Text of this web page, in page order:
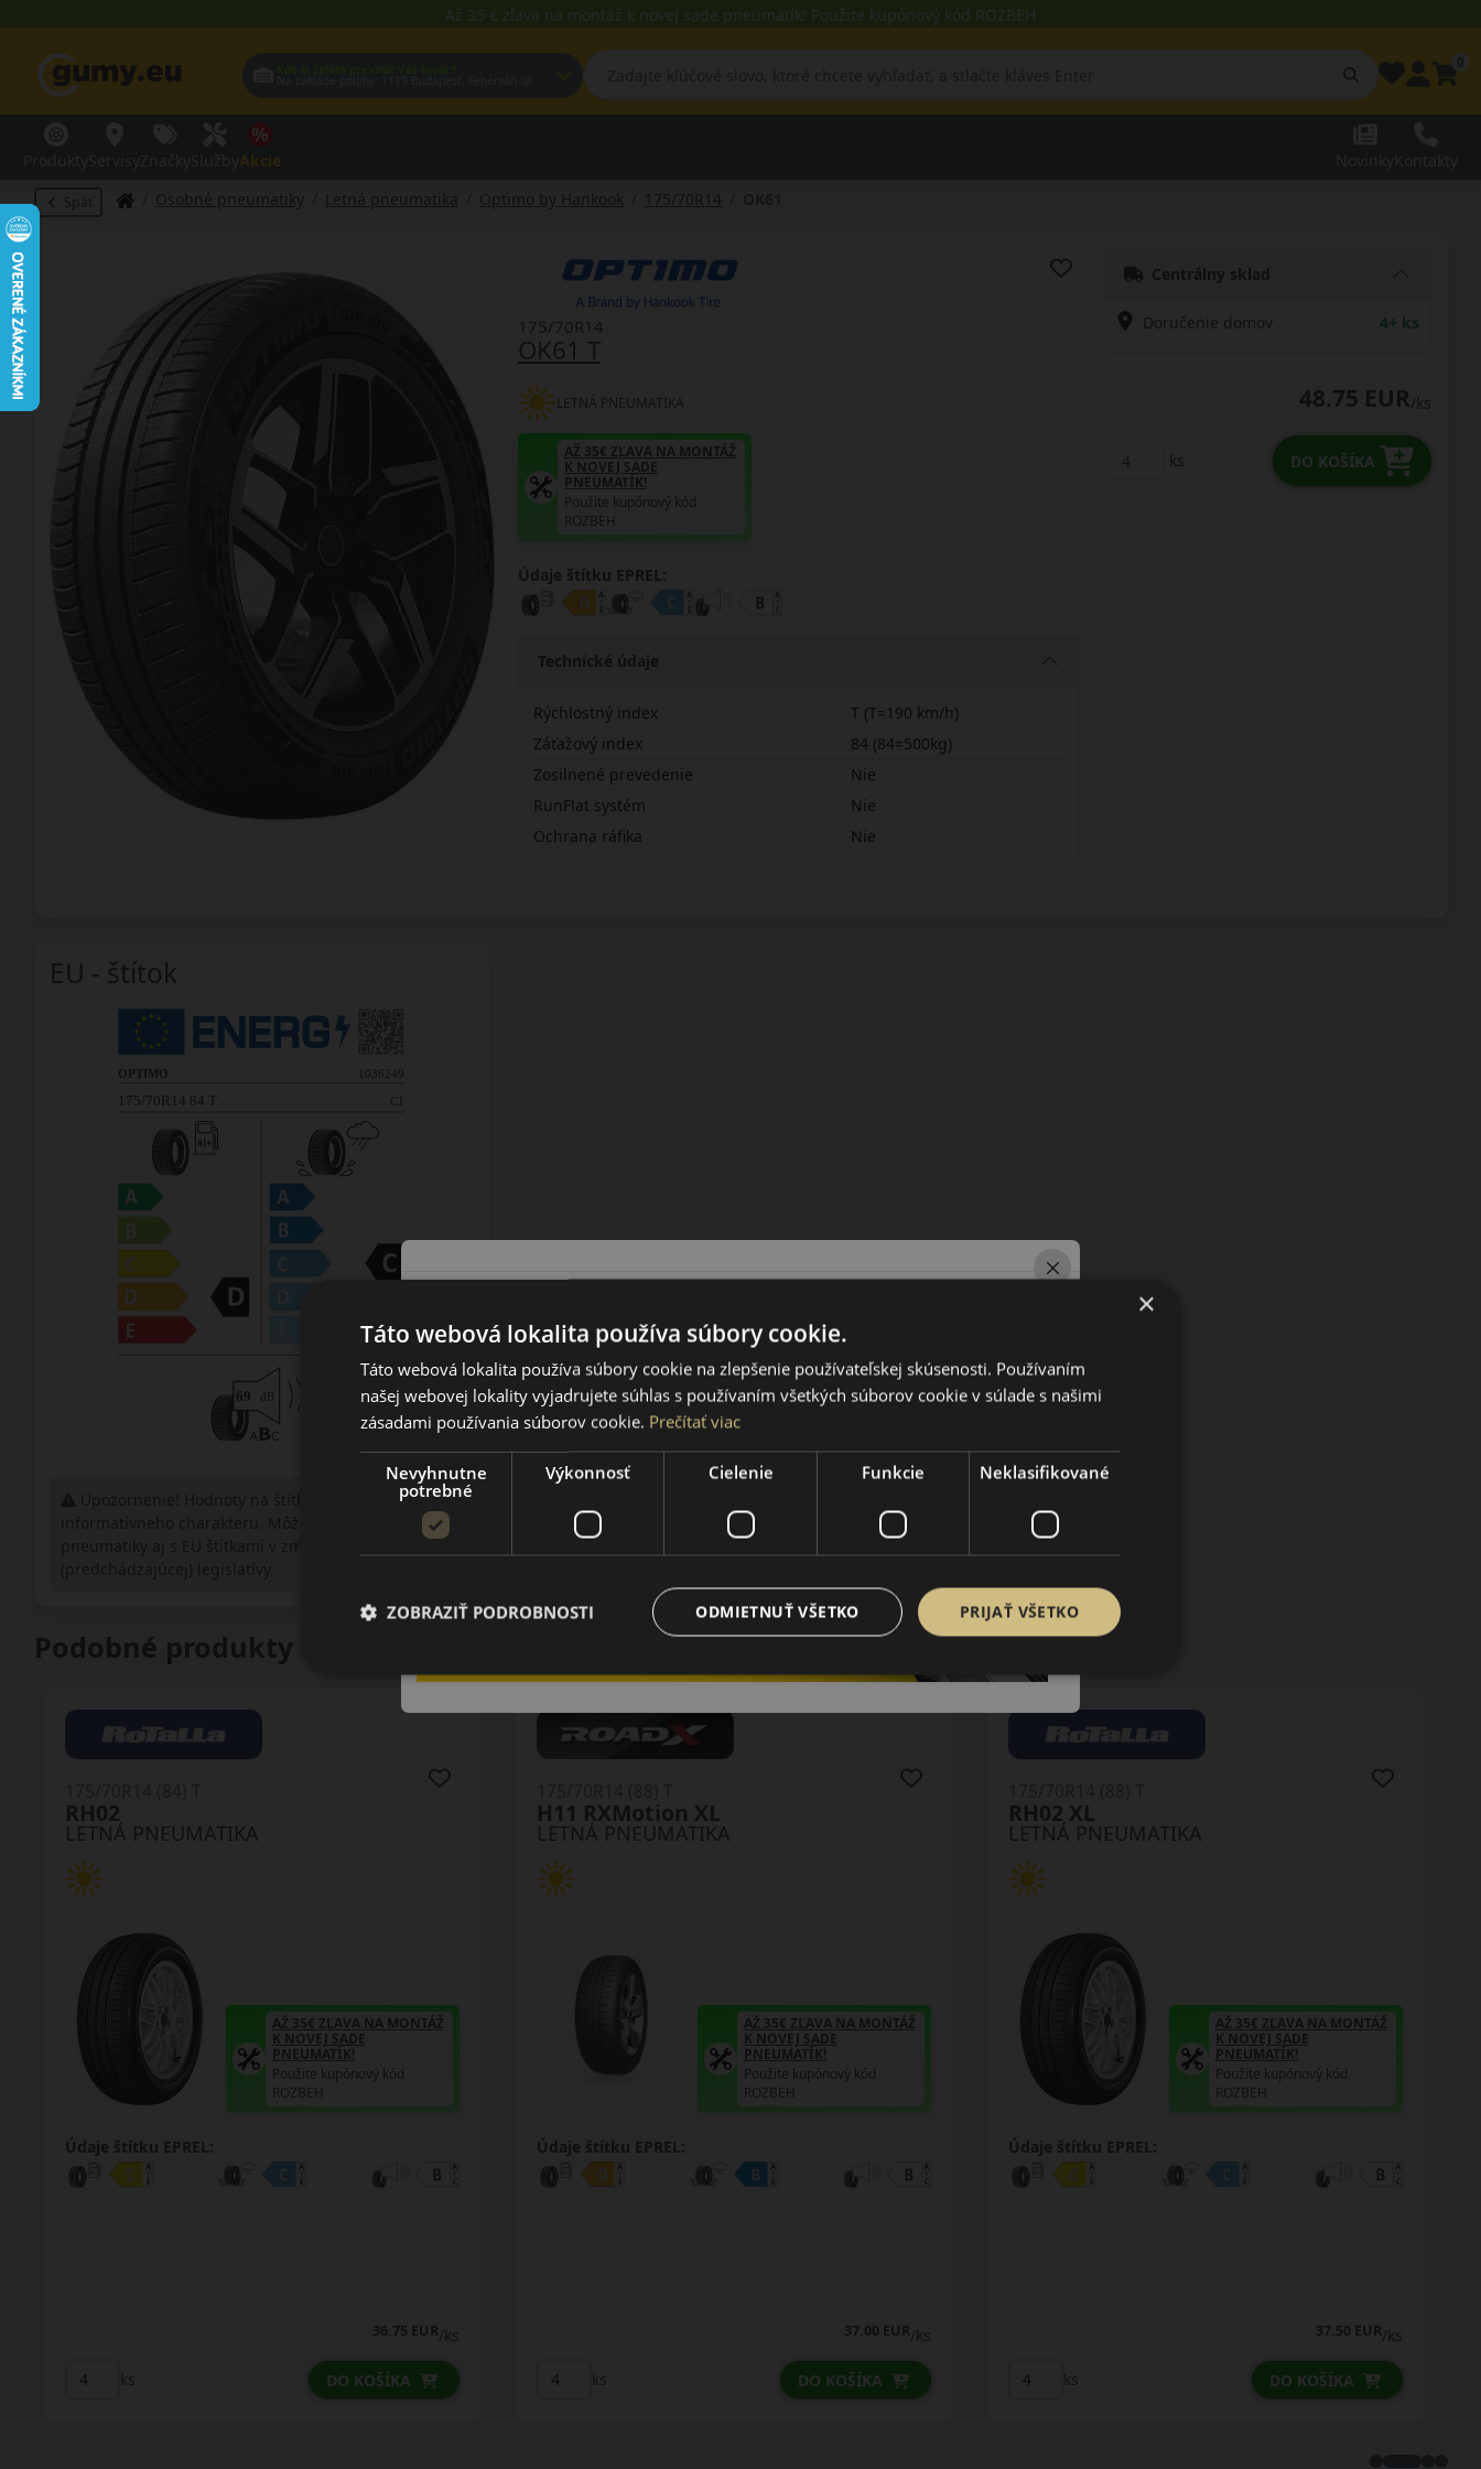
Až 35 € zľava na montáž k novej sade pneumatík! Použite kupónový kód ROZBEH
Na základe polohy:
Späť Osobné pneumatiky Letná pneumatika Optimo by Hankook 175/70R14
OK61 T
175/70R14
LETNÁ PNEUMATIKA
AŽ 35€ ZĽAVA NA MONTÁŽ
K NOVEJ SADE
PNEUMATÍK!
Použite kupónový kód
ROZBEH
Údaje štítku EPREL:
Technické údaje
Rýchlostný index
T (T=190 km/h)
Záťažový index
84 (84=500kg)
Zosilnené prevedenie
Nie
RunFlat systém
Nie
Ochrana ráfika
Nie
Centrálny sklad
Doručenie domov 4+ ks
48.75 EUR/ks
ks DO KOŠÍKA
EU - štítok
Podobné produkty
LETNÁ PNEUMATIKA
TV701 ConneX Van
AŽ 35€ ZĽAVA NA MONTÁŽ
K NOVEJ SADE
PNEUMATÍK!
Použite kupónový kód
ROZBEH
Údaje štítku EPREL:
43.50 EUR /ks
ks DO KOŠÍKA
LETNÁ PNEUMATIKA
LK41 G Fit EQ+
AŽ 35€ ZĽAVA NA MONTÁŽ
K NOVEJ SADE
PNEUMATÍK!
Použite kupónový kód
ROZBEH
Údaje štítku EPREL:
48.25 EUR /ks
ks DO KOŠÍKA
LETNÁ PNEUMATIKA
N-Blue HD Plus XL
AŽ 35€ ZĽAVA NA MONTÁŽ
K NOVEJ SADE
PNEUMATÍK!
Použite kupónový kód
ROZBEH
Údaje štítku EPREL:
50.00 EUR /ks
ks DO KOŠÍKA
×
Táto webová lokalita používa súbory cookie.
Táto webová lokalita používa súbory cookie na zlepšenie používateľskej skúsenosti. Používaním
našej webovej lokality vyjadrujete súhlas s používaním všetkých súborov cookie v súlade s našimi
zásadami používania súborov cookie. Prečítať viac
Nevyhnutne
potrebné
Výkonnosť Cielenie Funkcie Neklasifikované
PRIJAŤ VŠETKO
ODMIETNUŤ VŠETKO
ZOBRAZIŤ PODROBNOSTI